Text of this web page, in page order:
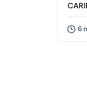
6